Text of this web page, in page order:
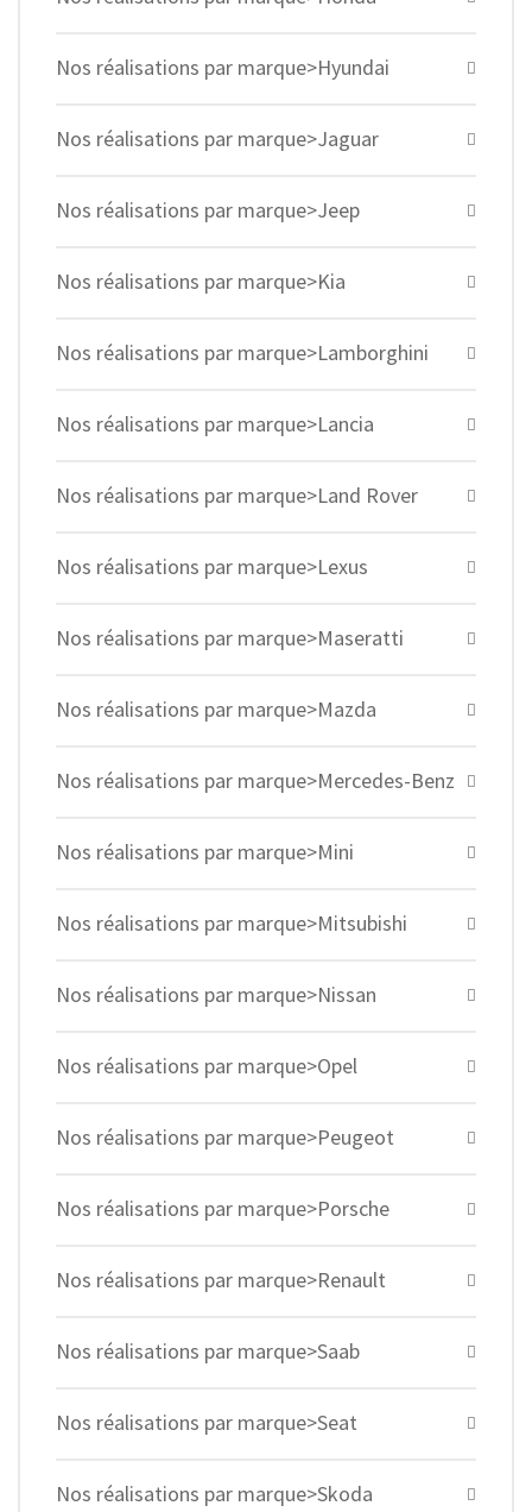
Nos réalisations par marque>Hyundai
Nos réalisations par marque>Jaguar
Nos réalisations par marque>Jeep
Nos réalisations par marque>Kia
Nos réalisations par marque>Lamborghini
Nos réalisations par marque>Lancia
Nos réalisations par marque>Land Rover
Nos réalisations par marque>Lexus
Nos réalisations par marque>Maseratti
Nos réalisations par marque>Mazda
Nos réalisations par marque>Mercedes-Benz
Nos réalisations par marque>Mini
Nos réalisations par marque>Mitsubishi
Nos réalisations par marque>Nissan
Nos réalisations par marque>Opel
Nos réalisations par marque>Peugeot
Nos réalisations par marque>Porsche
Nos réalisations par marque>Renault
Nos réalisations par marque>Saab
Nos réalisations par marque>Seat
Nos réalisations par marque>Skoda